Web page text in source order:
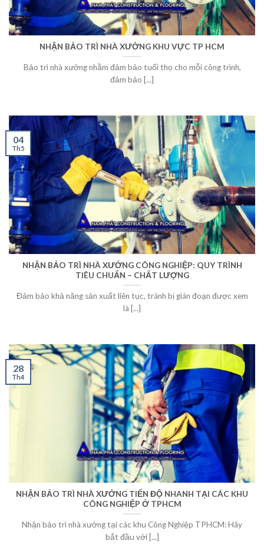
NHẬN BẢO TRÌ NHÀ XƯỞNG KHU VỰC TP HCM
Bảo trì nhà xưởng nhằm đảm bảo tuổi thọ cho mỗi công trình,
đảm bảo [...]
NHẬN BẢO TRÌ NHÀ XƯỞNG CÔNG NGHIỆP: QUY TRÌNH
TIÊU CHUẨN – CHẤT LƯỢNG
Đảm bảo khả năng sản xuất liên tục, tránh bị gián đoạn được xem
là [...]
04
Th5
NHẬN BẢO TRÌ NHÀ XƯỞNG TIẾN ĐỘ NHANH TẠI CÁC KHU
CÔNG NGHIỆP Ở TPHCM
Nhận bảo trì nhà xưởng tại các khu Công Nghiệp TPHCM: Hãy
bắt đầu với [...]
28
Th4